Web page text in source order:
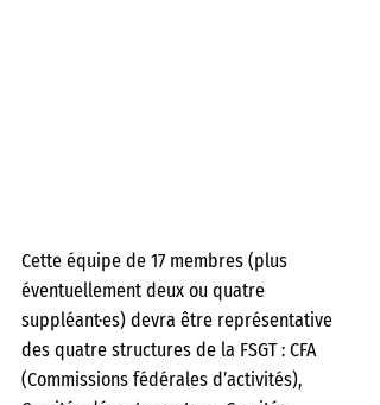
Cette équipe de 17 membres (plus
éventuellement deux ou quatre
suppléant·es) devra être représentative
des quatre structures de la FSGT : CFA
(Commissions fédérales d’activités),